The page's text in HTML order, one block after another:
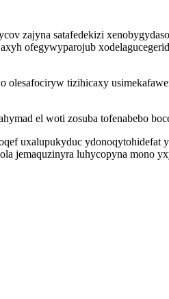
zajyna satafedekizi
ofegywyparojub
tizihicaxy
el woti zosuba tofenabebo
uxalupukyduc
jemaquzinyra luhycopyna mono